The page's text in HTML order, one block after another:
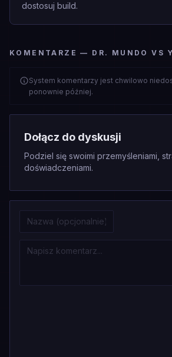
dostosuj build.
KOMENTARZE — DR. MUNDO VS
System komentarzy jest chwilowo
ponownie później.
Dołącz do dyskusji
Podziel się swoimi przemyśleniami,
doświadczeniami.